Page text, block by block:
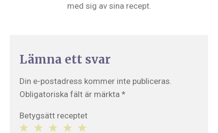
med sig av sina recept.
Lämna ett svar
Din e-postadress kommer inte publiceras.
Obligatoriska fält är märkta *
Betygsätt receptet